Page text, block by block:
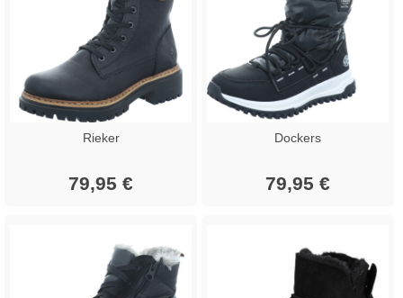
Rieker
79,95 €
Dockers
79,95 €